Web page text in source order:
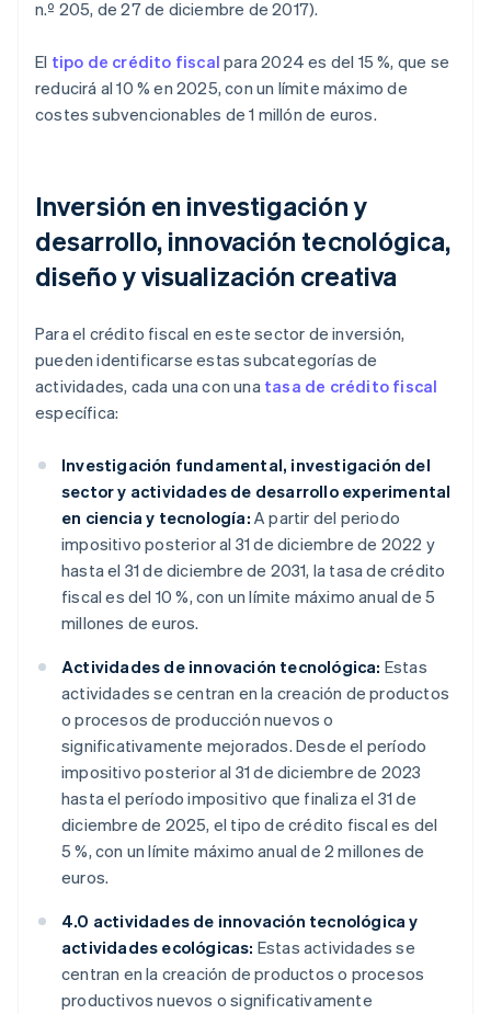
n.º 205, de 27 de diciembre de 2017).
El tipo de crédito fiscal para 2024 es del 15 %, que se
reducirá al 10 % en 2025, con un límite máximo de
costes subvencionables de 1 millón de euros.
Inversión en investigación y
desarrollo, innovación tecnológica,
diseño y visualización creativa
Para el crédito fiscal en este sector de inversión,
pueden identificarse estas subcategorías de
actividades, cada una con una tasa de crédito fiscal
específica:
Investigación fundamental, investigación del
sector y actividades de desarrollo experimental
en ciencia y tecnología: A partir del periodo
impositivo posterior al 31 de diciembre de 2022 y
hasta el 31 de diciembre de 2031, la tasa de crédito
fiscal es del 10 %, con un límite máximo anual de 5
millones de euros.
Actividades de innovación tecnológica: Estas
actividades se centran en la creación de productos
o procesos de producción nuevos o
significativamente mejorados. Desde el período
impositivo posterior al 31 de diciembre de 2023
hasta el período impositivo que finaliza el 31 de
diciembre de 2025, el tipo de crédito fiscal es del
5 %, con un límite máximo anual de 2 millones de
euros.
4.0 actividades de innovación tecnológica y
actividades ecológicas: Estas actividades se
centran en la creación de productos o procesos
productivos nuevos o significativamente